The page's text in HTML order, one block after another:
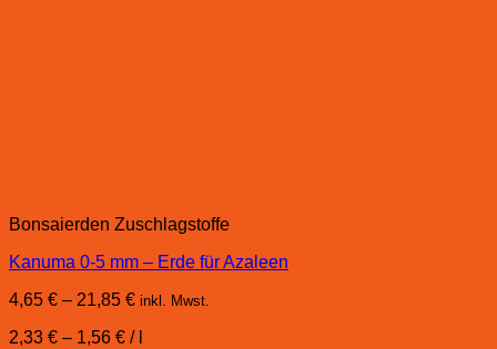
Bonsaierden Zuschlagstoffe
Kanuma 0-5 mm – Erde für Azaleen
4,65 € – 21,85 € inkl. Mwst.
2,33 € – 1,56 € /